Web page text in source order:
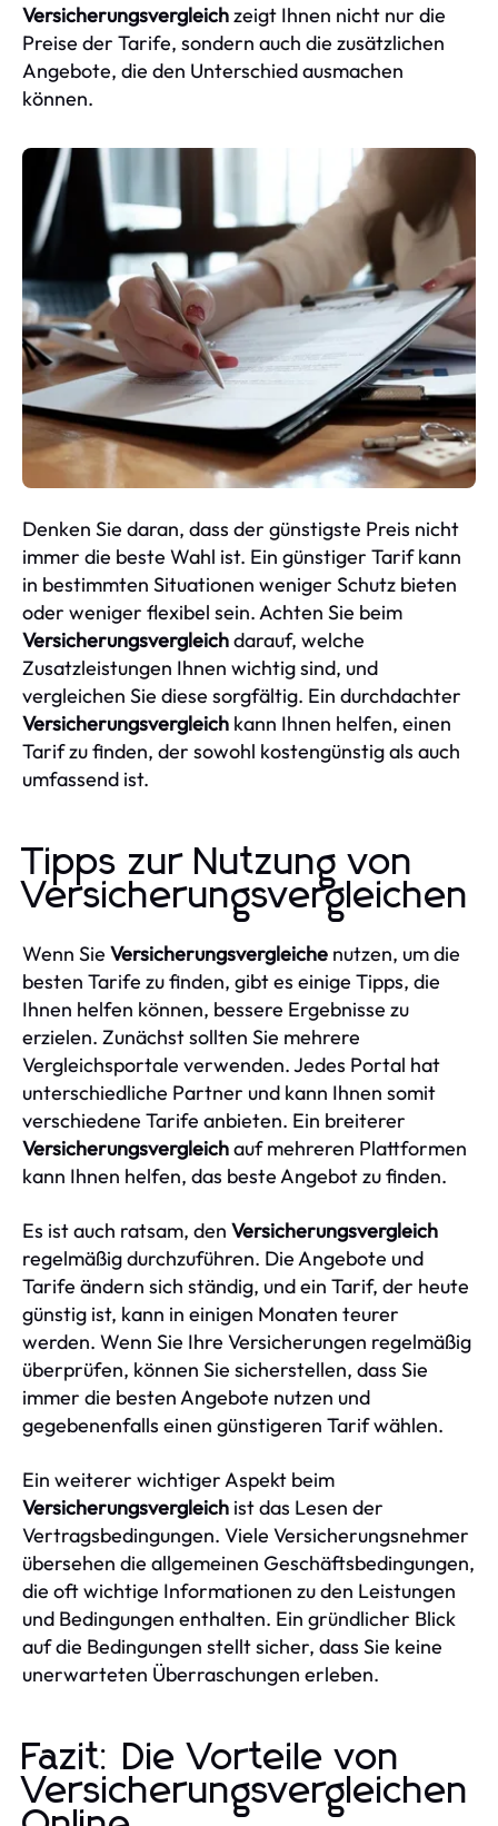
Versicherungsvergleichzeigt Ihnen nicht nur die
Preise der Tarife, sondern auch die zusätzlichen
Angebote, die den Unterschied ausmachen
können.
Denken Sie daran, dass der günstigste Preis nicht
immer die beste Wahl ist. Ein günstiger Tarif kann
in bestimmten Situationen weniger Schutz bieten
oder weniger flexibel sein. Achten Sie beim
Versicherungsvergleichdarauf, welche
Zusatzleistungen Ihnen wichtig sind, und
vergleichen Sie diese sorgfältig. Ein durchdachter
Versicherungsvergleich kann Ihnen helfen, einen
Tarif zu finden, der sowohl kostengünstig als auch
umfassend ist.
Tipps zur Nutzung von
Versicherungsvergleichen
Wenn Sie Versicherungsvergleiche nutzen, um die
besten Tarife zu finden, gibt es einige Tipps, die
Ihnen helfen können, bessere Ergebnisse zu
erzielen. Zunächst sollten Sie mehrere
Vergleichsportale verwenden. Jedes Portal hat
unterschiedliche Partner und kann Ihnen somit
verschiedene Tarife anbieten. Ein breiterer
Versicherungsvergleichauf mehreren Plattformen
kann Ihnen helfen, das beste Angebot zu finden.
Es ist auch ratsam, den Versicherungsvergleich
regelmäßig durchzuführen. Die Angebote und
Tarife ändern sich ständig, und ein Tarif, der heute
günstig ist, kann in einigen Monaten teurer
werden. Wenn Sie Ihre Versicherungen regelmäßig
überprüfen, können Sie sicherstellen, dass Sie
immer die besten Angebote nutzen und
gegebenenfalls einen günstigeren Tarif wählen.
Ein weiterer wichtiger Aspekt beim
Versicherungsvergleich ist das Lesen der
Vertragsbedingungen. Viele Versicherungsnehmer
übersehen die allgemeinen Geschäftsbedingungen,
die oft wichtige Informationen zu den Leistungen
und Bedingungen enthalten. Ein gründlicher Blick
auf die Bedingungen stellt sicher, dass Sie keine
unerwarteten Überraschungen erleben.
Fazit: Die Vorteile von
Versicherungsvergleichen